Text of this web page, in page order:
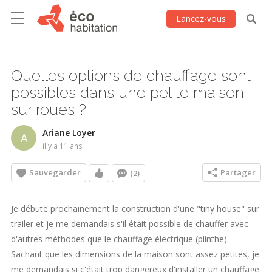
Lancez-vous
Quelles options de chauffage sont
possibles dans une petite maison
sur roues ?
A Ariane Loyer
il y a 11 ans
Sauvegarder (2) Partager
Je débute prochainement la construction d'une "tiny house" sur
trailer et je me demandais s'il était possible de chauffer avec
d'autres méthodes que le chauffage électrique (plinthe).
Sachant que les dimensions de la maison sont assez petites, je
me demandais si c'était trop dangereux d'installer un chauffage